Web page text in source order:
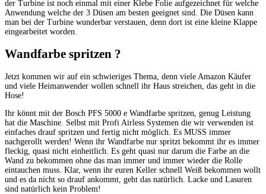
der Turbine ist noch einmal mit einer Klebe Folie aufgezeichnet für welche
Anwendung welche der 3 Düsen am besten geeignet sind. Die Düsen kann
man bei der Turbine wunderbar verstauen, denn dort ist eine kleine Klappe
eingearbeitet worden.
Wandfarbe spritzen ?
Jetzt kommen wir auf ein schwieriges Thema, denn viele Amazon Käufer
und viele Heimanwender wollen schnell ihr Haus streichen, das geht in die
Hose!
Ihr könnt mit der Bosch PFS 5000 e Wandfarbe spritzen, genug Leistung
hat die Maschine. Selbst mit Profi Airless Systemen die wir verwenden ist
einfaches drauf spritzen und fertig nicht möglich. Es MUSS immer
nachgerollt werden! Wenn ihr Wandfarbe nur spritzt bekommt ihr es immer
fleckig, quasi nicht einheitlich. Es geht quasi nur darum die Farbe an die
Wand zu bekommen ohne das man immer und immer wieder die Rolle
eintauchen muss. Klar, wenn ihr euren Keller schnell Weiß bekommen wollt
und es da nicht so drauf ankommt, geht das natürlich. Lacke und Lasuren
sind natürlich kein Problem!